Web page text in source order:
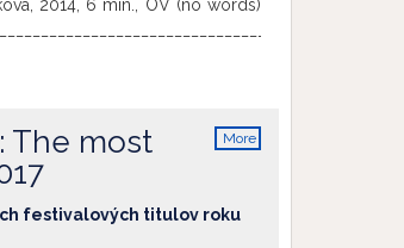
2014, 6 min., OV (no words)
2014, 7 min., OV (sk)
1973, 8 min., OV (no words)
More
The most
festivalových titulov roku